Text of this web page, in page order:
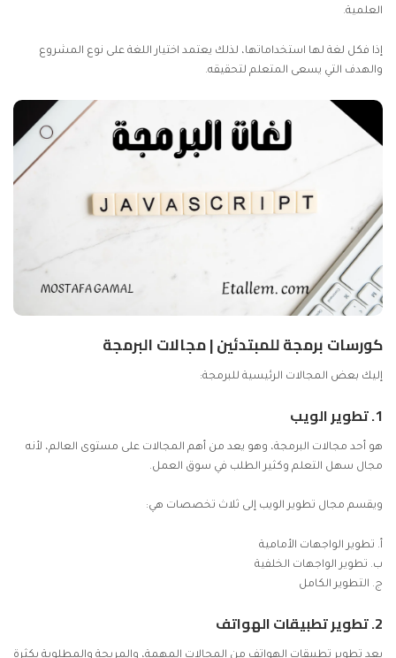
العلمية.
إذا فكل لغة لها استخداماتها، لذلك يعتمد اختيار اللغة على نوع المشروع
والهدف التي يسعى المتعلم لتحقيقه.
كورسات برمجة للمبتدئين | مجالات البرمجة
إليك بعض المجالات الرئيسية للبرمجة:
1. تطوير الويب
هو أحد مجالات البرمجة، وهو يعد من أهم المجالات على مستوى العالم، لأنه
مجال سهل التعلم وكثير الطلب في سوق العمل.
ويقسم مجال تطوير الويب إلى ثلاث تخصصات هي:
أ. تطوير الواجهات الأمامية
ب. تطوير الواجهات الخلفية
ج. التطوير الكامل
2. تطوير تطبيقات الهواتف
يعد تطوير تطبيقات الهواتف من المجالات المهمة، والمربحة والمطلوبة بكثرة